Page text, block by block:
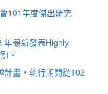
101年度傑出研究
年最新發表Highly
)。
計畫，執行期間從102